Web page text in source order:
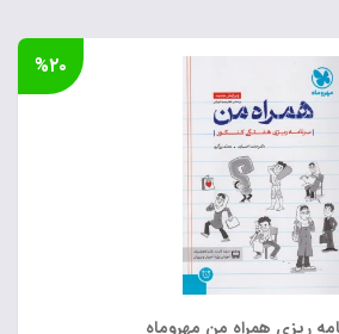
ریزی همراه من مهروماه
%۲۰